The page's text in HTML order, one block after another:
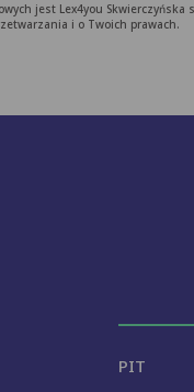
jest Lex4you Skwierczyńska
i o Twoich prawach.
PIT